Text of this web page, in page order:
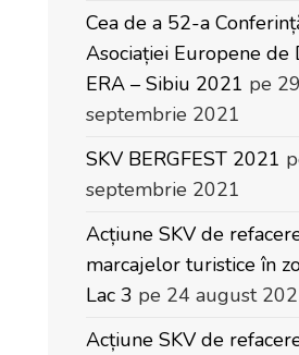
Cea de a 52-a
Asociației Europene de
ERA – Sibiu 2021 pe 29
septembrie 2021
SKV BERGFEST 2021
septembrie 2021
Acțiune SKV de
marcajelor turistice în
Lac 3 pe 24 august
Acțiune SKV de